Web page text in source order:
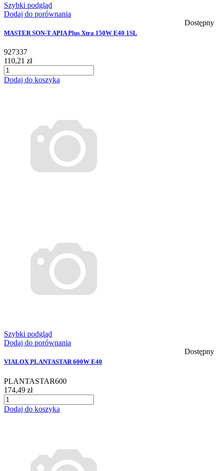
Szybki podgląd
Dodaj do porównania
Dostępny
MASTER SON-T APIA Plus Xtra 150W E40 1SL
927337
110,21 zł
Dodaj do koszyka
Szybki podgląd
Dodaj do porównania
Dostępny
VIALOX PLANTASTAR 600W E40
PLANTASTAR600
174,49 zł
Dodaj do koszyka